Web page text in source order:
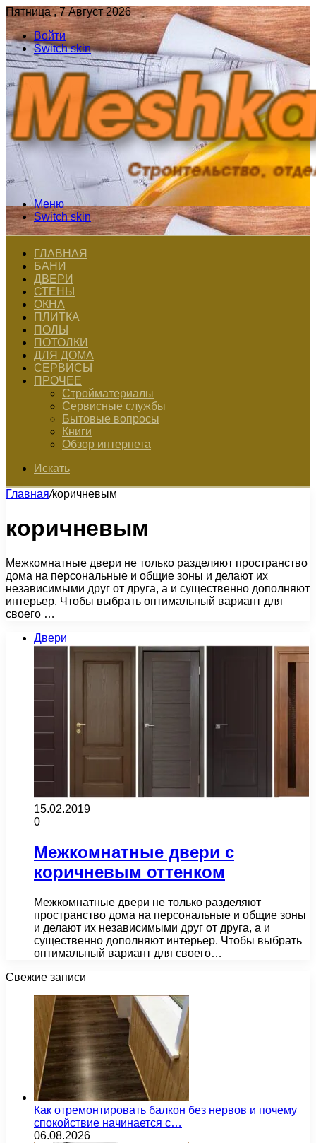
Пятница , 7 Август 2026
Войти
Switch skin
Меню
Switch skin
ГЛАВНАЯ
БАНИ
ДВЕРИ
СТЕНЫ
ОКНА
ПЛИТКА
ПОЛЫ
ПОТОЛКИ
ДЛЯ ДОМА
СЕРВИСЫ
ПРОЧЕЕ
Стройматериалы
Сервисные службы
Бытовые вопросы
Книги
Обзор интернета
Искать
Главная/коричневым
коричневым
Межкомнатные двери не только разделяют пространство
дома на персональные и общие зоны и делают их
независимыми друг от друга, а и существенно дополняют
интерьер. Чтобы выбрать оптимальный вариант для
своего …
Двери
15.02.2019
0
Межкомнатные двери с
коричневым оттенком
Межкомнатные двери не только разделяют
пространство дома на персональные и общие зоны
и делают их независимыми друг от друга, а и
существенно дополняют интерьер. Чтобы выбрать
оптимальный вариант для своего…
Свежие записи
Как отремонтировать балкон без нервов и почему
спокойствие начинается с…
06.08.2026